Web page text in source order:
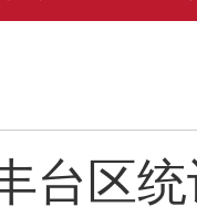
台区